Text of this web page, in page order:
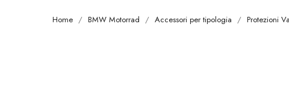
Home BMW Motorrad Accessori per tipologia Protezioni